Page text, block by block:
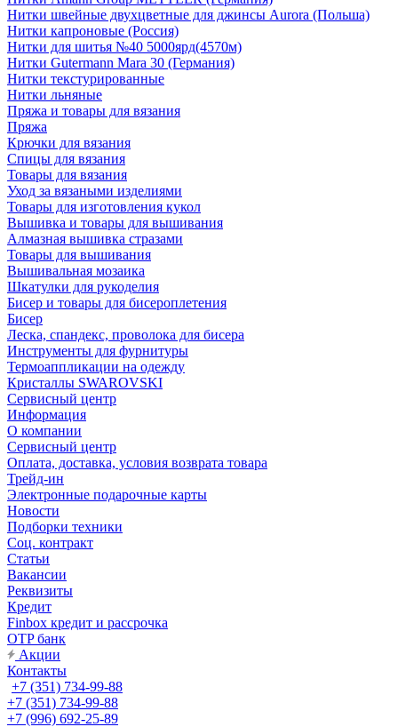
Нитки швейные двухцветные для джинсы Aurora (Польша)
Нитки капроновые (Россия)
Нитки для шитья №40 5000ярд(4570м)
Нитки Gutermann Mara 30 (Германия)
Нитки текстурированные
Нитки льняные
Пряжа и товары для вязания
Пряжа
Крючки для вязания
Спицы для вязания
Товары для вязания
Уход за вязаными изделиями
Товары для изготовления кукол
Вышивка и товары для вышивания
Алмазная вышивка стразами
Товары для вышивания
Вышивальная мозаика
Шкатулки для рукоделия
Бисер и товары для бисероплетения
Бисер
Леска, спандекс, проволока для бисера
Инструменты для фурнитуры
Термоаппликации на одежду
Кристаллы SWAROVSKI
Сервисный центр
Информация
О компании
Сервисный центр
Оплата, доставка, условия возврата товара
Трейд-ин
Электронные подарочные карты
Новости
Подборки техники
Соц. контракт
Статьи
Вакансии
Реквизиты
Кредит
Finbox кредит и рассрочка
OTP банк
Акции
Контакты
+7 (351) 734-99-88
+7 (351) 734-99-88
+7 (996) 692-25-89